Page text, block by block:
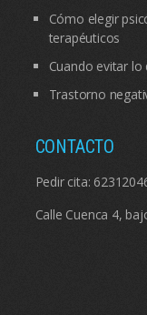
Cómo elegir
terapéuticos
Cuando evitar
Trastorno
CONTACTO
Pedir cita:
Calle Cuenca 4,